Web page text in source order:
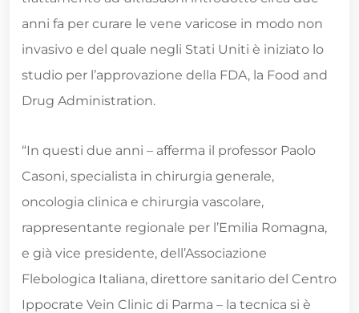
anni fa per curare le vene varicose in modo non
invasivo e del quale negli Stati Uniti è iniziato lo
studio per l’approvazione della FDA, la Food and
Drug Administration.
“In questi due anni – afferma il professor Paolo
Casoni, specialista in chirurgia generale,
oncologia clinica e chirurgia vascolare,
rappresentante regionale per l’Emilia Romagna,
e già vice presidente, dell’Associazione
Flebologica Italiana, direttore sanitario del Centro
Ippocrate Vein Clinic di Parma – la tecnica si è